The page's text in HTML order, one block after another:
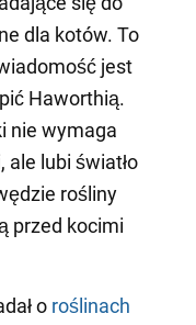
dla kotów. To
jest
Haworthią.
nie wymaga
lubi światło
rośliny
przed kocimi
o roślinach